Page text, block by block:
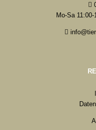
Mo-Sa